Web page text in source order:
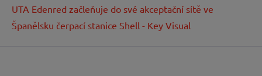
UTA Edenred začleňuje do své akceptační sítě ve
Španělsku čerpací stanice Shell - Key Visual